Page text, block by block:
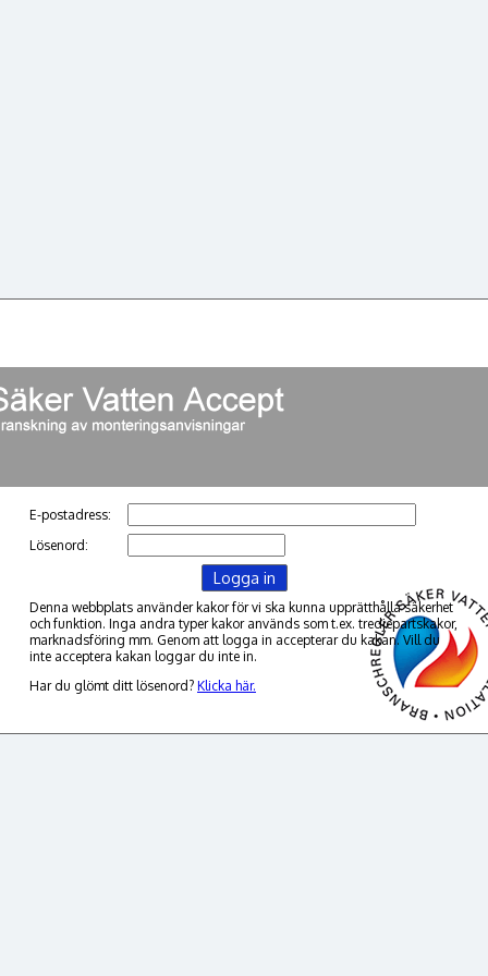
E-postadress:
Lösenord:
Denna webbplats använder kakor för vi ska kunna upprätthålla säkerhet
och funktion. Inga andra typer kakor används som t.ex. tredjepartskakor,
marknadsföring mm. Genom att logga in accepterar du kakan. Vill du
inte acceptera kakan loggar du inte in.
Har du glömt ditt lösenord? Klicka här.